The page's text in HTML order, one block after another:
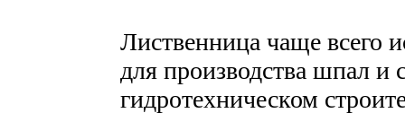
Лиственница чаще всего
для производства шпал и
гидротехническом